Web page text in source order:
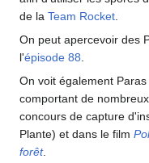
de la Team Rocket
On peut apercevoir des
l'épisode 88
On voit également
comportant de
concours de capture
Plante) et dans le film
forêt.